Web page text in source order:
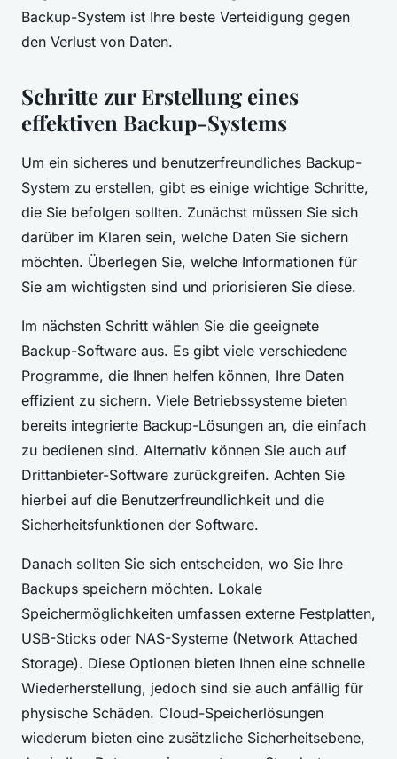
Backup-System ist Ihre beste Verteidigung gegen
den Verlust von Daten.
Schritte zur Erstellung eines
effektiven Backup-Systems
Um ein sicheres und benutzerfreundliches Backup-
System zu erstellen, gibt es einige wichtige Schritte,
die Sie befolgen sollten. Zunächst müssen Sie sich
darüber im Klaren sein, welche Daten Sie sichern
möchten. Überlegen Sie, welche Informationen für
Sie am wichtigsten sind und priorisieren Sie diese.
Im nächsten Schritt wählen Sie die geeignete
Backup-Software aus. Es gibt viele verschiedene
Programme, die Ihnen helfen können, Ihre Daten
effizient zu sichern. Viele Betriebssysteme bieten
bereits integrierte Backup-Lösungen an, die einfach
zu bedienen sind. Alternativ können Sie auch auf
Drittanbieter-Software zurückgreifen. Achten Sie
hierbei auf die Benutzerfreundlichkeit und die
Sicherheitsfunktionen der Software.
Danach sollten Sie sich entscheiden, wo Sie Ihre
Backups speichern möchten. Lokale
Speichermöglichkeiten umfassen externe Festplatten,
USB-Sticks oder NAS-Systeme (Network Attached
Storage). Diese Optionen bieten Ihnen eine schnelle
Wiederherstellung, jedoch sind sie auch anfällig für
physische Schäden. Cloud-Speicherlösungen
wiederum bieten eine zusätzliche Sicherheitsebene,